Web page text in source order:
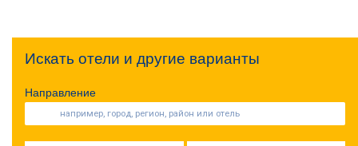
Искать отели и другие варианты
Направление